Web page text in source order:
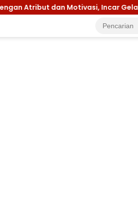
Incar Gelar Terbaik di Sultra